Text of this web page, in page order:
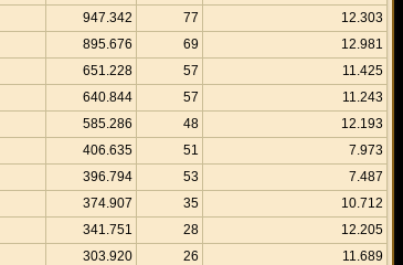
947.342 77
12.303
895.676 69
12.981
651.228 57
11.425
640.844 57
11.243
585.286 48
12.193
406.635 51
7.973
396.794 53
7.487
374.907 35
10.712
341.751 28
12.205
303.920 26 11.689